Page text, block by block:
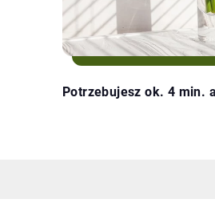
Potrzebujesz ok. 4 min.